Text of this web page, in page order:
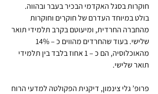
חוקרות בסגל האקדמי הבכיר בעבר ובהווה.
בולט במיוחד העדרם של חוקרים וחוקרות
מהחברה החרדית, ומיעוטם בקרב תלמידי תואר
מהאוכלוסיה, הם כ – 1 אחוז בלבד בין תלמידי
תואר שלישי.
פרופ’ גלי צינמון, דיקנית הפקולטה למדעי הרוח